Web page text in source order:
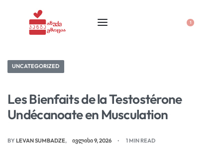
1
UNCATEGORIZED
Les Bienfaits de la Testostérone
Undécanoate en Musculation
BY LEVAN SUMBADZE ᲘᲕᲚᲘᲡᲘ 9, 2026 1 MIN READ